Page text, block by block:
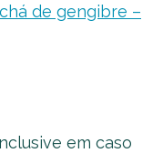
de gengibre –
em caso